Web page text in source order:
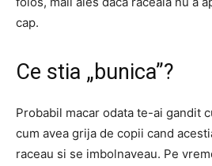
cap.
Ce stia „bunica”?
Probabil macar odata te-ai gandit
cum avea grija de copii cand
raceau si se imbolnaveau. Pe